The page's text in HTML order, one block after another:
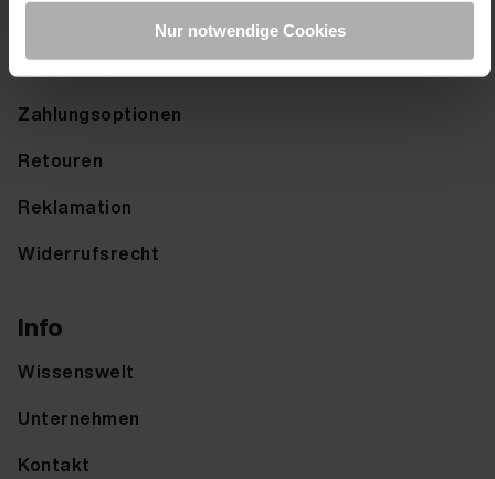
Nur notwendige Cookies
Versandoptionen
Zahlungsoptionen
Retouren
Reklamation
Widerrufsrecht
Info
Wissenswelt
Unternehmen
Kontakt